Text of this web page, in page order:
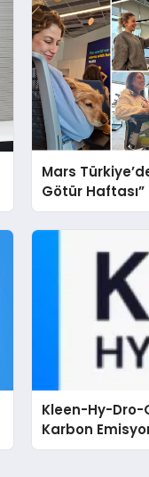
Mars
Götür Haftası”
Kleen-Hy-Dro-
Karbon
Isıtma